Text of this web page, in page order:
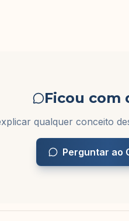
Ficou com
qualquer conceito
Perguntar ao